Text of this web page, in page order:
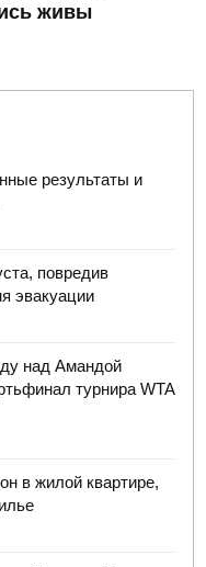
живы
результаты и
повредив
эвакуации
над Амандой
турнира WTA
в жилой квартире,